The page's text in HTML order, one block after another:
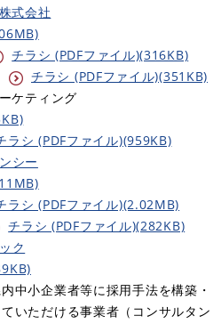
式会社
チラシ (PDFファイル)(316KB)
チラシ (PDFファイル)(351KB)
ケティング
ラシ (PDFファイル)(959KB)
シー
ラシ (PDFファイル)(2.02MB)
チラシ (PDFファイル)(282KB)
ク
中小企業者等に採用手法を構築・
いただける事業者（コンサルタン